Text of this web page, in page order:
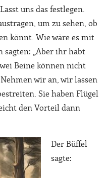
uns das festlegen.
um zu sehen, ob
könnt. Wie wäre es mit
sagten: „Aber ihr habt
Beine können nicht
wir an, wir lassen
Sie haben Flügel
den Vorteil dann
Der Büffel
sagte: